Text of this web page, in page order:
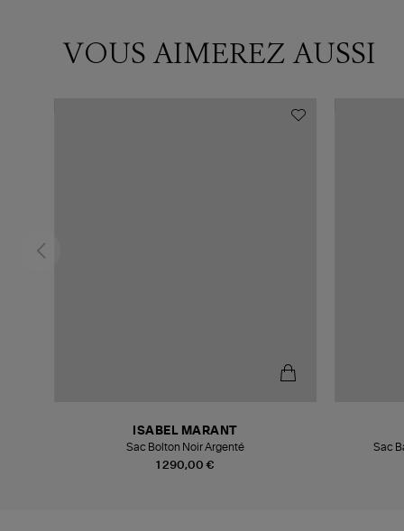
VOUS AIMEREZ AUSSI
1 290,00 €
ISABEL MARANT
Sac Bolton Noir Argenté
Sac